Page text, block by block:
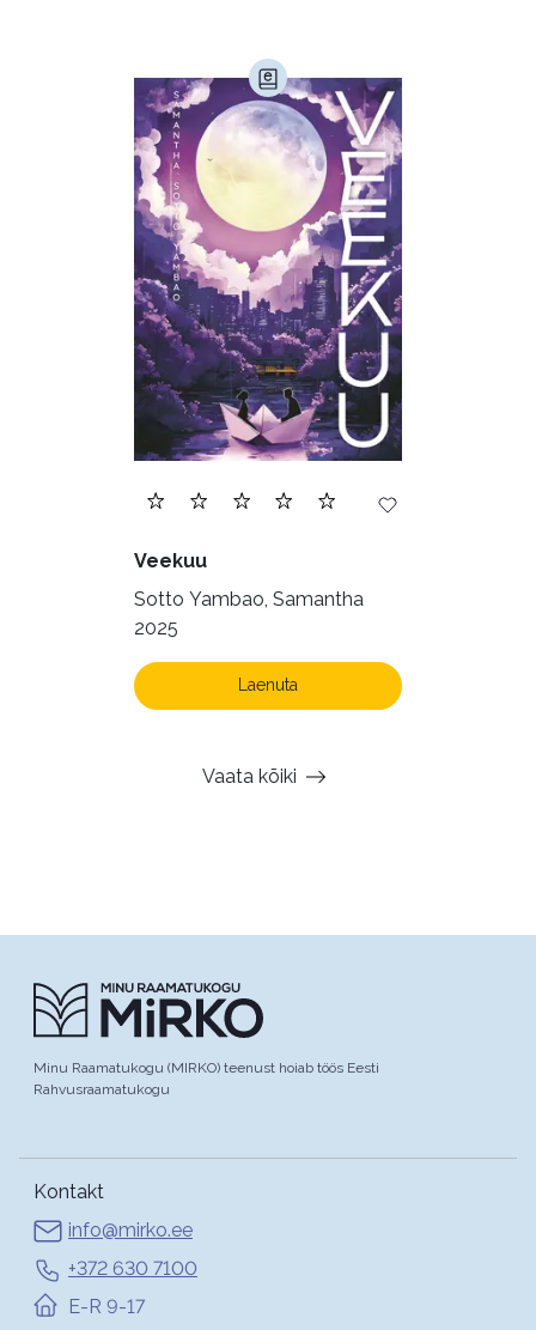
Veekuu
Sotto Yambao, Samantha
2025
Laenuta
Vaata kõiki
Minu Raamatukogu (MIRKO) teenust hoiab töös Eesti
Rahvusraamatukogu
Kontakt
info@mirko.ee
+372 630 7100
E-R 9-17